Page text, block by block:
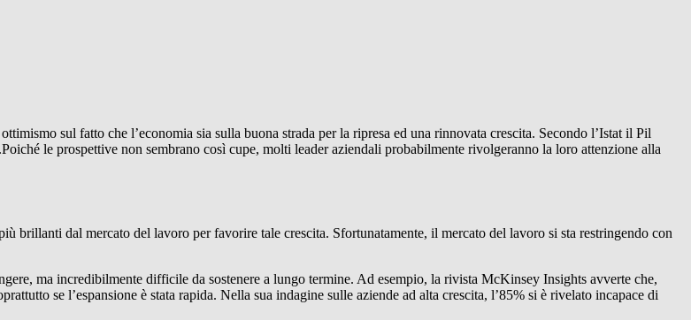
sul fatto che l’economia sia sulla buona strada per la ripresa ed una rinnovata crescita. Secondo l’Istat il Pil
le prospettive non sembrano così cupe, molti leader aziendali probabilmente rivolgeranno la loro attenzione alla
brillanti dal mercato del lavoro per favorire tale crescita. Sfortunatamente, il mercato del lavoro si sta restringendo con
ma incredibilmente difficile da sostenere a lungo termine. Ad esempio, la rivista McKinsey Insights avverte che,
se l’espansione è stata rapida. Nella sua indagine sulle aziende ad alta crescita, l’85% si è rivelato incapace di